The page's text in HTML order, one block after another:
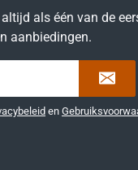
als één van de
aanbiedingen.
en